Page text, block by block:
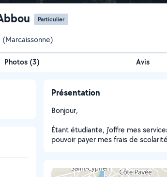
Particulier
(Marcaissonne)
Photos (3) Avis
Présentation
Bonjour,
Étant étudiante, j'offre mes
pouvoir payer mes frais de scolarité